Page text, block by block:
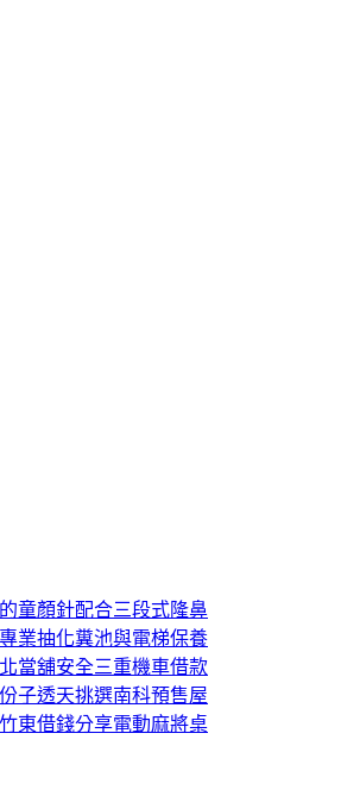
童顏針配合三段式隆鼻
業抽化糞池與電梯保養
當舖安全三重機車借款
子透天挑選南科預售屋
東借錢分享電動麻將桌